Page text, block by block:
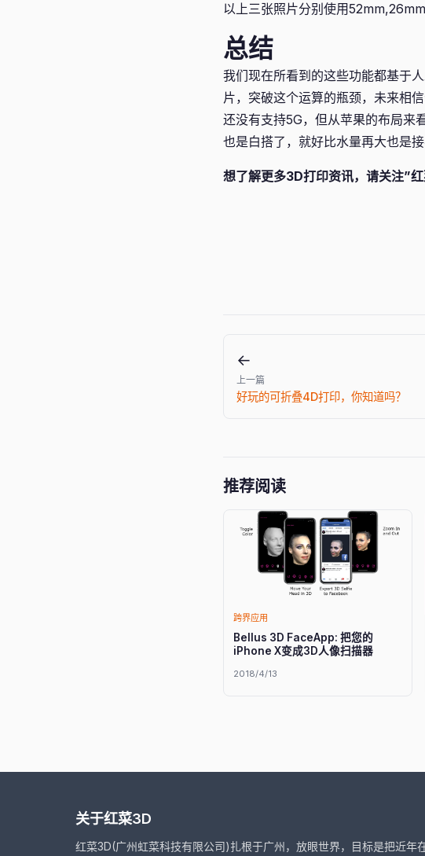
以上三张照片分别使用
总结
我们现在所看到的这些功能都基于
片，突破这个运算的瓶颈，未来相
还没有支持5G，但从苹果的布局来
也是白搭了，就好比水量再大也是
想了解更多3D打印资讯，请关注”
←
上一篇
好玩的可折叠4D打印，你知道吗？
推荐阅读
跨界应用
Bellus 3D FaceApp: 把您的
iPhone X变成3D人像扫描器
2018/4/13
关于红菜3D
红菜3D(广州虹菜科技有限公司)扎根于广州，放眼世界，目标是把近年